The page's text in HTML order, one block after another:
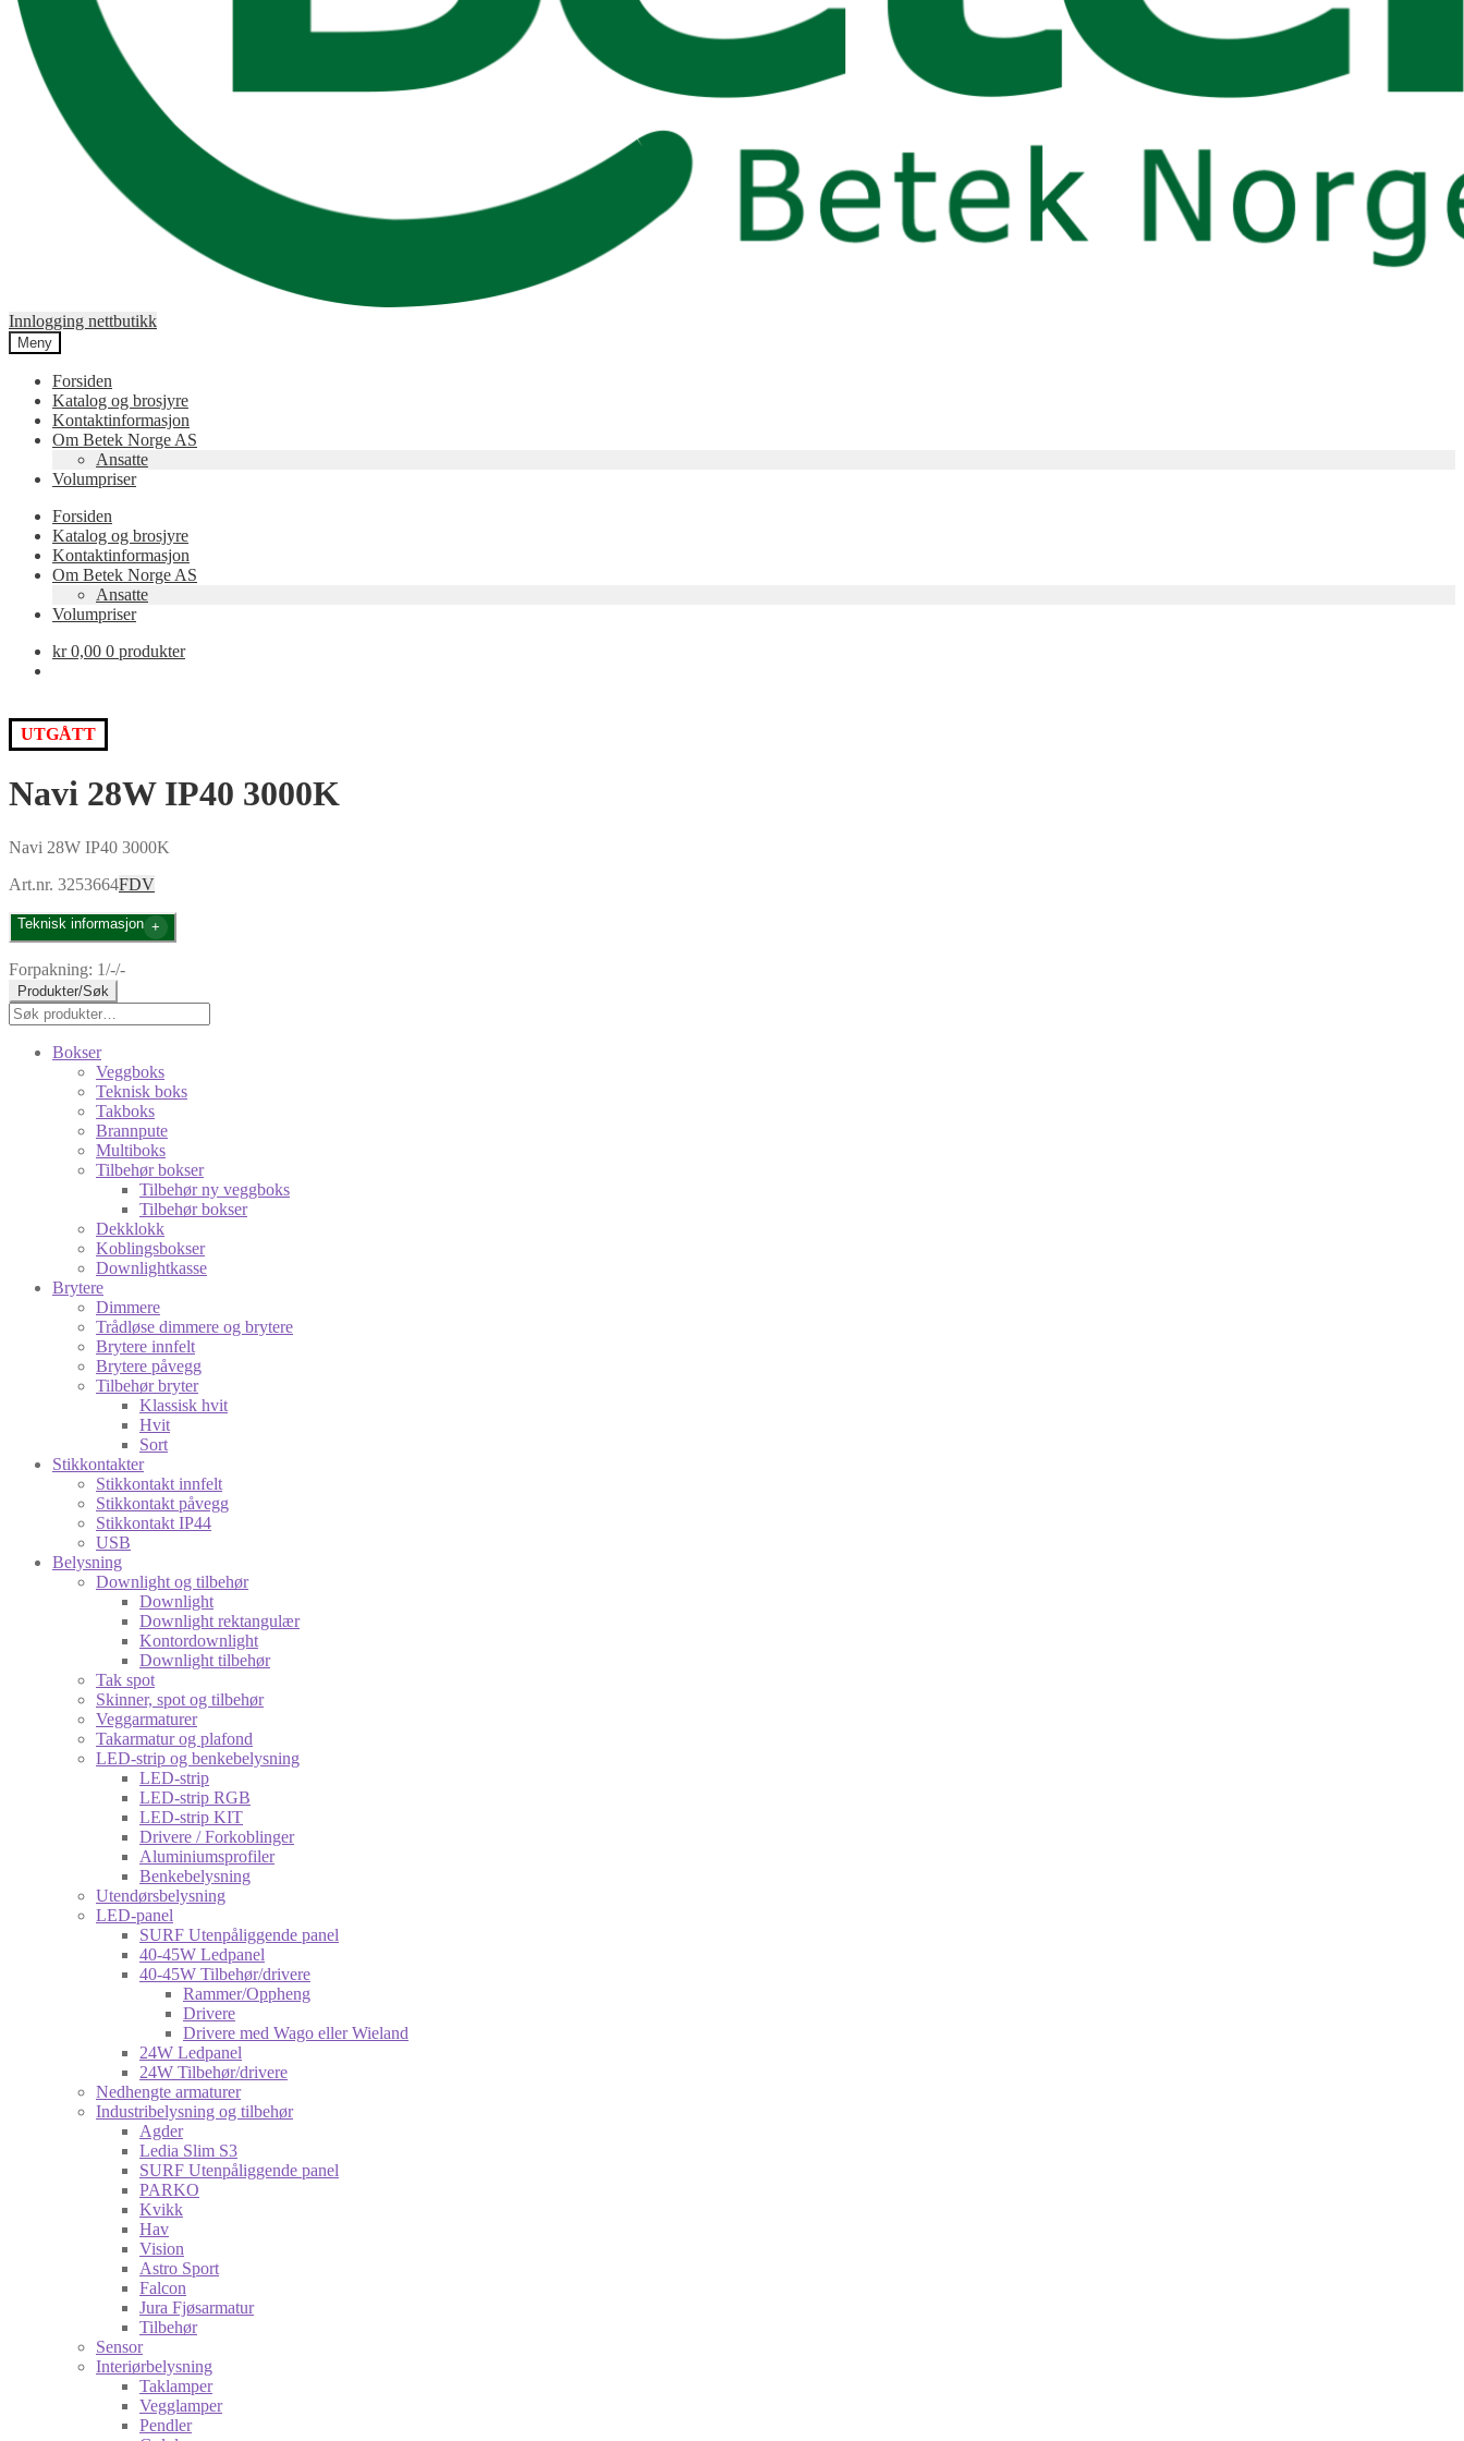
Innlogging nettbutikk
Meny
Forsiden
Katalog og brosjyre
Kontaktinformasjon
Om Betek Norge AS
Ansatte
Volumpriser
Forsiden
Katalog og brosjyre
Kontaktinformasjon
Om Betek Norge AS
Ansatte
Volumpriser
kr0,00 0 produkter
UTGÅTT
Navi 28W IP40 3000K
Navi 28W IP40 3000K
Art.nr. 3253664FDV
Teknisk informasjon
Forpakning: 1/-/-
Produkter/Søk
Søk
etter:
Bokser
Veggboks
Teknisk boks
Takboks
Brannpute
Multiboks
Tilbehør bokser
Tilbehør ny veggboks
Tilbehør bokser
Dekklokk
Koblingsbokser
Downlightkasse
Brytere
Dimmere
Trådløse dimmere og brytere
Brytere innfelt
Brytere påvegg
Tilbehør bryter
Klassisk hvit
Hvit
Sort
Stikkontakter
Stikkontakt innfelt
Stikkontakt påvegg
Stikkontakt IP44
USB
Belysning
Downlight og tilbehør
Downlight
Downlight rektangulær
Kontordownlight
Downlight tilbehør
Tak spot
Skinner, spot og tilbehør
Veggarmaturer
Takarmatur og plafond
LED-strip og benkebelysning
LED-strip
LED-strip RGB
LED-strip KIT
Drivere / Forkoblinger
Aluminiumsprofiler
Benkebelysning
Utendørsbelysning
LED-panel
SURF Utenpåliggende panel
40-45W Ledpanel
40-45W Tilbehør/drivere
Rammer/Oppheng
Drivere
Drivere med Wago eller Wieland
24W Ledpanel
24W Tilbehør/drivere
Nedhengte armaturer
Industribelysning og tilbehør
Agder
Ledia Slim S3
SURF Utenpåliggende panel
PARKO
Kvikk
Hav
Vision
Astro Sport
Falcon
Jura Fjøsarmatur
Tilbehør
Sensor
Interiørbelysning
Taklamper
Vegglamper
Pendler